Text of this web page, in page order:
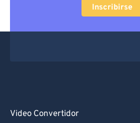
Inscribirse
Video Convertidor